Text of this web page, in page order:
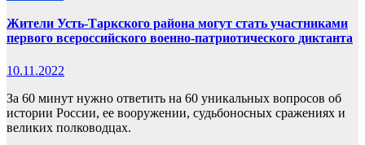
Жители Усть-Таркского района могут стать участниками
первого всероссийского военно-патриотического диктанта
10.11.2022
За 60 минут нужно ответить на 60 уникальных вопросов об
истории России, ее вооружении, судьбоносных сражениях и
великих полководцах.